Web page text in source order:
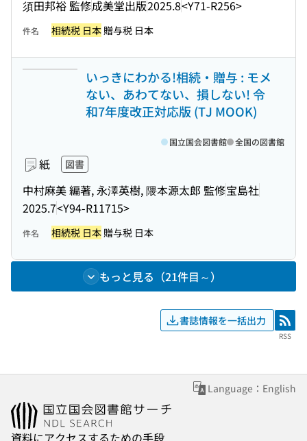
須田邦裕 監修成美堂出版2025.8<Y71-R256>
件名 相続税 日本 贈与税 日本
いっきにわかる!相続・贈与 : モメ
ない、あわてない、損しない! 令
和7年度改正対応版 (TJ MOOK)
紙 図書
中村麻美 編著, 永澤英樹, 隈本源太郎 監修宝島社
2025.7<Y94-R11715>
国立国会図書館 全国の図書館
件名 相続税 日本 贈与税 日本
もっと見る（21件目～）
書誌情報を一括出力 RSS
RSS
Language：English
資料にアクセスするための手段